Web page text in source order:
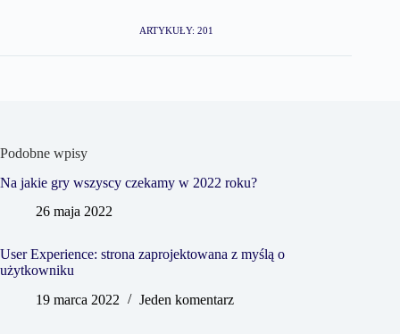
ARTYKUŁY: 201
Podobne wpisy
Na jakie gry wszyscy czekamy w 2022 roku?
26 maja 2022
User Experience: strona zaprojektowana z myślą o
użytkowniku
19 marca 2022
Jeden komentarz